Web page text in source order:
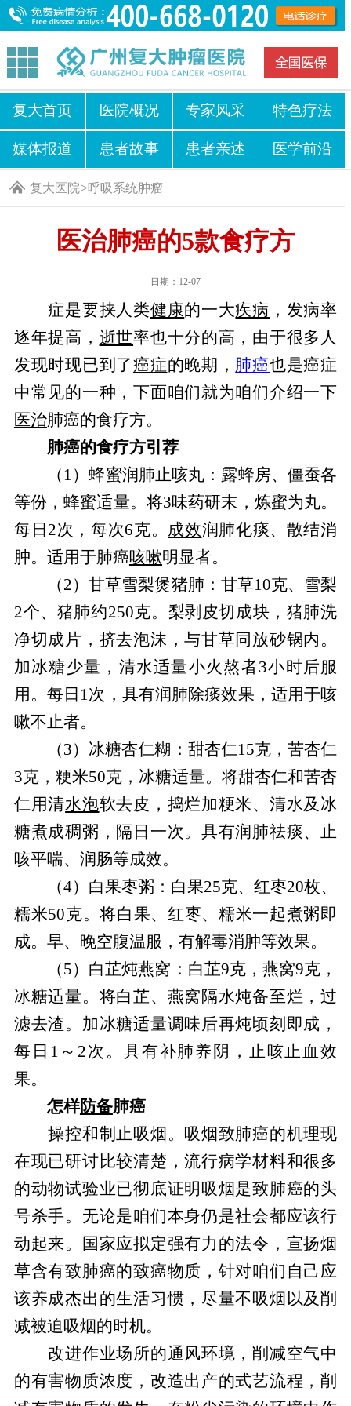
复大首页 医院概况 专家风采 特色疗法
媒体报道 患者故事 患者亲述 医学前沿
复大医院>呼吸系统肿瘤
医治肺癌的5款食疗方
日期：12-07
症是要挟人类健康的一大疾病 ，发病率
逐年提高， 逝世率也十分的高，由于很多人
发现时现已到了癌症的晚期， 肺癌也是癌症
中常见的一种，下面咱们就为咱们介绍一下
医治肺癌的食疗方。
肺癌的食疗方引荐
（1）蜂蜜润肺止咳丸：露蜂房、僵蚕各
等份，蜂蜜适量。将3味药研末，炼蜜为丸。
每日2次，每次6克。 成效润肺化痰、散结消
肿。适用于肺癌咳嗽明显者。
（2）甘草雪梨煲猪肺：甘草10克、雪梨
2个、猪肺约250克。梨剥皮切成块，猪肺洗
净切成片，挤去泡沫，与甘草同放砂锅内。
加冰糖少量，清水适量小火熬者3小时后服
用。每日1次，具有润肺除痰效果，适用于咳
嗽不止者。
（3）冰糖杏仁糊：甜杏仁15克，苦杏仁
3克，粳米50克，冰糖适量。将甜杏仁和苦杏
仁用清水泡软去皮，捣烂加粳米、清水及冰
糖煮成稠粥，隔日一次。具有润肺祛痰、止
咳平喘、润肠等成效。
（4）白果枣粥：白果25克、红枣20枚、
糯米50克。将白果、红枣、糯米一起煮粥即
成。早、晚空腹温服，有解毒消肿等效果。
（5）白芷炖燕窝：白芷9克，燕窝9克，
冰糖适量。将白芷、燕窝隔水炖备至烂，过
滤去渣。加冰糖适量调味后再炖顷刻即成，
每日1～2次。具有补肺养阴，止咳止血效
果。
怎样防备肺癌
操控和制止吸烟。吸烟致肺癌的机理现
在现已研讨比较清楚，流行病学材料和很多
的动物试验业已彻底证明吸烟是致肺癌的头
号杀手。无论是咱们本身仍是社会都应该行
动起来。国家应拟定强有力的法令，宣扬烟
草含有致肺癌的致癌物质，针对咱们自己应
该养成杰出的生活习惯，尽量不吸烟以及削
减被迫吸烟的时机。
改进作业场所的通风环境，削减空气中
的有害物质浓度，改造出产的式艺流程，削